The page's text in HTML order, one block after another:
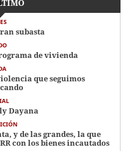
subasta
de vivienda
que seguimos
Dayana
y de las grandes, la que
con los bienes incautados